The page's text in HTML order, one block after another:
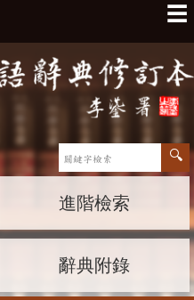
☰
進階檢索
辭典附錄